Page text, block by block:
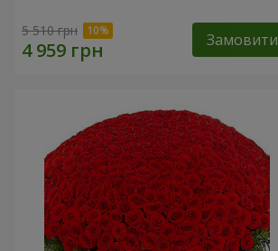
5 510 грн Замовити